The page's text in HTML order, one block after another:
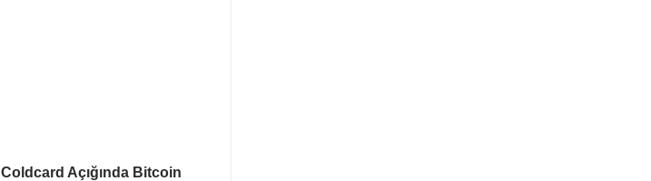
Coldcard Açığında Bitcoin